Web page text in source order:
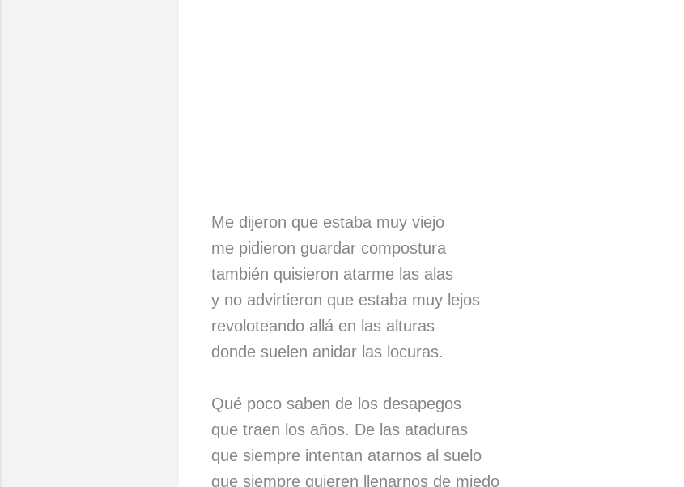
Me dijeron que estaba muy viejo
me pidieron guardar compostura
también quisieron atarme las alas
y no advirtieron que estaba muy lejos
revoloteando allá en las alturas
donde suelen anidar las locuras.
Qué poco saben de los desapegos
que traen los años. De las ataduras
que siempre intentan atarnos al suelo
que siempre quieren llenarnos de miedo